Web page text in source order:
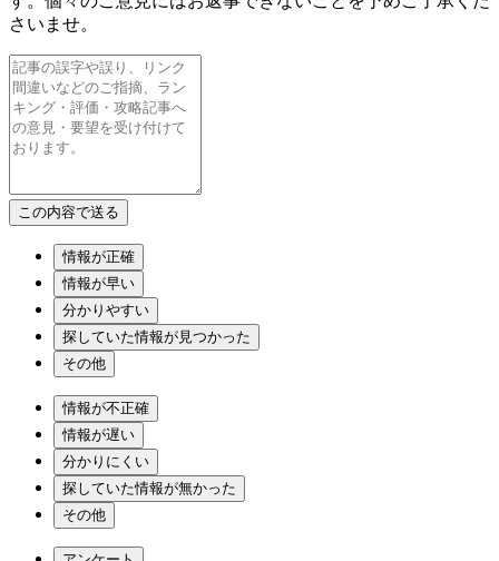
さいませ。
情報が正確
情報が早い
分かりやすい
探していた情報が見つかった
その他
情報が不正確
情報が遅い
分かりにくい
探していた情報が無かった
その他